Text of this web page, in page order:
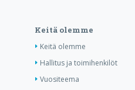
Keitä olemme
Keitä olemme
Hallitus ja toimihenkilöt
Vuositeema